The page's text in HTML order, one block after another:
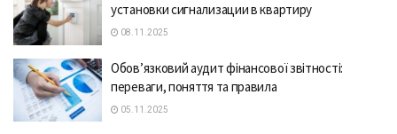
установки сигнализации в квартиру
08.11.2025
Обов’язковий аудит фінансової звітності:
переваги, поняття та правила
05.11.2025